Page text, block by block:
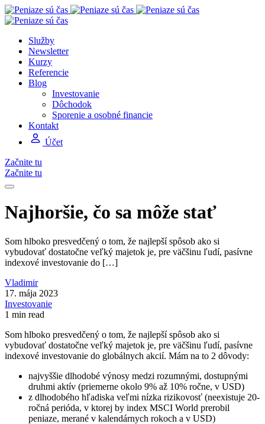
Služby
Newsletter
Kurzy
Referencie
Blog
Investovanie
Dôchodok
Sporenie a osobné financie
Kontakt
Účet
Začnite tu
Začnite tu
Najhoršie, čo sa môže stať
Som hlboko presvedčený o tom, že najlepší spôsob ako si
vybudovať dostatočne veľký majetok je, pre väčšinu ľudí, pasívne
indexové investovanie do […]
Vladimir
17. mája 2023
Investovanie
1 min read
Som hlboko presvedčený o tom, že najlepší spôsob ako si
vybudovať dostatočne veľký majetok je, pre väčšinu ľudí, pasívne
indexové investovanie do globálnych akcií. Mám na to 2 dôvody:
najvyššie dlhodobé výnosy medzi rozumnými, dostupnými
druhmi aktív (priemerne okolo 9% až 10% ročne, v USD)
z dlhodobého hľadiska veľmi nízka rizikovosť (neexistuje 20-
ročná perióda, v ktorej by index MSCI World prerobil
peniaze, merané v kalendárnych rokoch a v USD)